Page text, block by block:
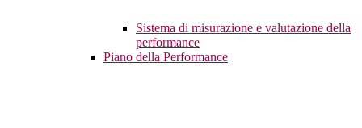
Sistema di misurazione e valutazione della
performance
Piano della Performance